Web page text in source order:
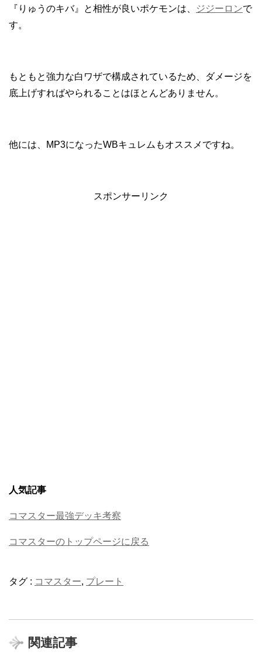
『りゅうのキバ』と相性が良いポケモンは、 ジジーロンで
す。
もともと強力な白ワザで構成されているため、ダメージを
底上げすればやられることはほとんどありません。
他には、MP3になったWBキュレムもオススメですね。
スポンサーリンク
人気記事
コマスター最強デッキ考察
コマスターのトップページに戻る
タグ : コマスター, プレート
関連記事